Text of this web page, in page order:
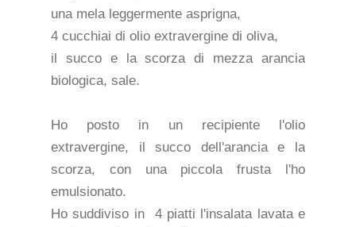
una mela leggermente asprigna,
4 cucchiai di olio extravergine di oliva,
il succo e la scorza di mezza arancia
biologica, sale.
Ho posto in un recipiente l'olio
extravergine, il succo dell'arancia e la
scorza, con una piccola frusta l'ho
emulsionato.
Ho suddiviso in 4 piatti l'insalata lavata e